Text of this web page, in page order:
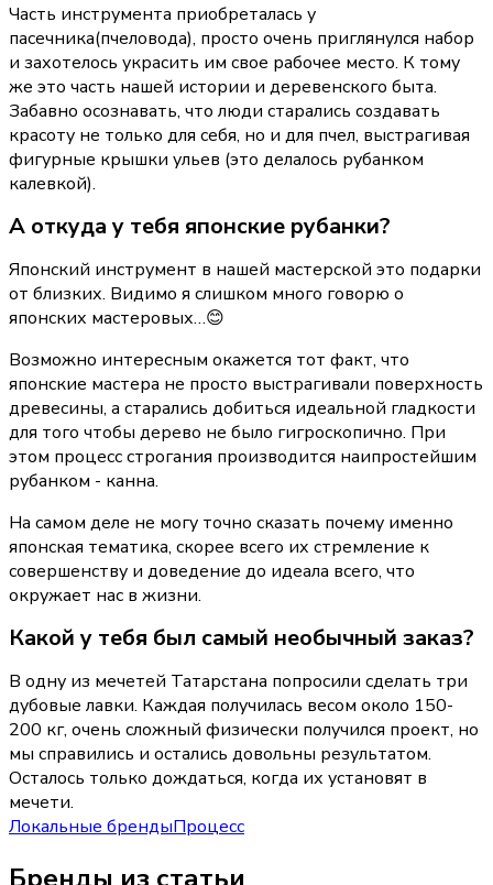
Часть инструмента приобреталась у
пасечника(пчеловода), просто очень приглянулся набор
и захотелось украсить им свое рабочее место. К тому
же это часть нашей истории и деревенского быта.
Забавно осознавать, что люди старались создавать
красоту не только для себя, но и для пчел, выстрагивая
фигурные крышки ульев (это делалось рубанком
калевкой).
А откуда у тебя японские рубанки?
Японский инструмент в нашей мастерской это подарки
от близких. Видимо я слишком много говорю о
японских мастеровых…😊
Возможно интересным окажется тот факт, что
японские мастера не просто выстрагивали поверхность
древесины, а старались добиться идеальной гладкости
для того чтобы дерево не было гигроскопично. При
этом процесс строгания производится наипростейшим
рубанком - канна.
На самом деле не могу точно сказать почему именно
японская тематика, скорее всего их стремление к
совершенству и доведение до идеала всего, что
окружает нас в жизни.
Какой у тебя был самый необычный заказ?
В одну из мечетей Татарстана попросили сделать три
дубовые лавки. Каждая получилась весом около 150-
200 кг, очень сложный физически получился проект, но
мы справились и остались довольны результатом.
Осталось только дождаться, когда их установят в
мечети.
Локальные брендыПроцесс